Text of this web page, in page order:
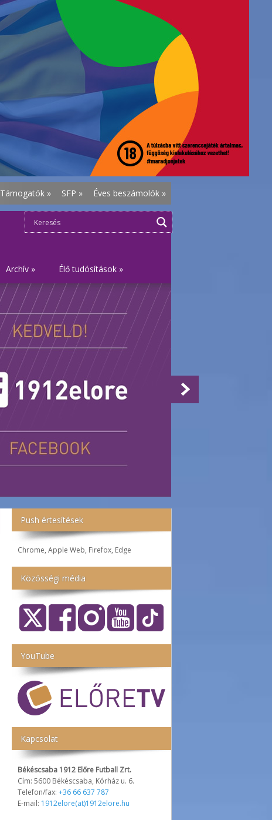
Támogatók » SFP » Éves beszámolók »
Archív » Élő tudósítások »
Push értesítések
Chrome, Apple Web, Firefox, Edge
Közösségi média
YouTube
Kapcsolat
Békéscsaba 1912 Előre Futball Zrt.
Cím: 5600 Békéscsaba, Kórház u. 6.
Telefon/fax: +36 66 637 787
E-mail: 1912elore(at)1912elore.hu